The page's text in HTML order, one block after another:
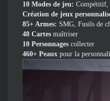
10 Modes de jeu:
Création de jeux
85+ Armes: SMG, Fusils de
48 Cartes maîtriser
10 Personnages collecter
460+ Peaux pour la